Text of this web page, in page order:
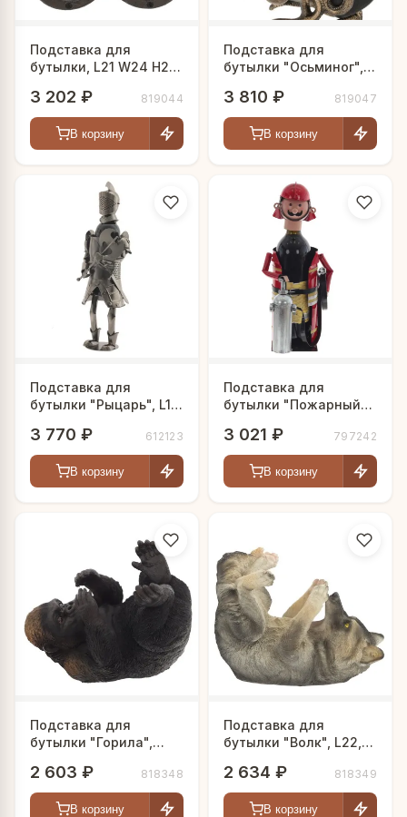
Подставка для
бутылки, L21 W24 H21
3 202 ₽ 819044
В корзину
Подставка для
бутылки "Осьминог",
3 810 ₽ 819047
В корзину
Подставка для
бутылки "Рыцарь", L18
3 770 ₽ 612123
В корзину
Подставка для
бутылки "Пожарный",
3 021 ₽ 797242
В корзину
Подставка для
бутылки "Горила",
2 603 ₽ 818348
В корзину
Подставка для
бутылки "Волк", L22,5
2 634 ₽ 818349
В корзину